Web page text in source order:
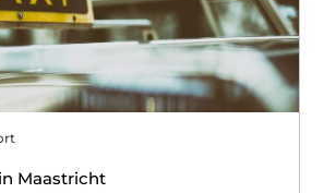
Maastricht